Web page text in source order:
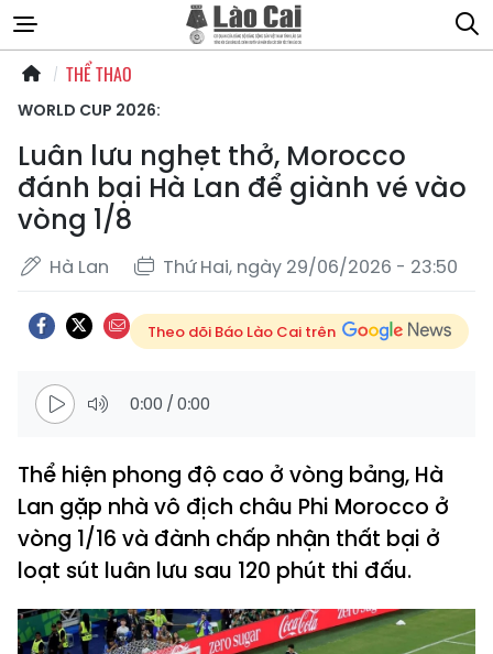
THỂ THAO
WORLD CUP 2026:
Luân lưu nghẹt thở, Morocco
đánh bại Hà Lan để giành vé vào
vòng 1/8
Hà Lan Thứ Hai, ngày 29/06/2026 - 23:50
Theo dõi Báo Lào Cai trên
0:00 /0:00
Thể hiện phong độ cao ở vòng bảng, Hà
Lan gặp nhà vô địch châu Phi Morocco ở
vòng 1/16 và đành chấp nhận thất bại ở
loạt sút luân lưu sau 120 phút thi đấu.